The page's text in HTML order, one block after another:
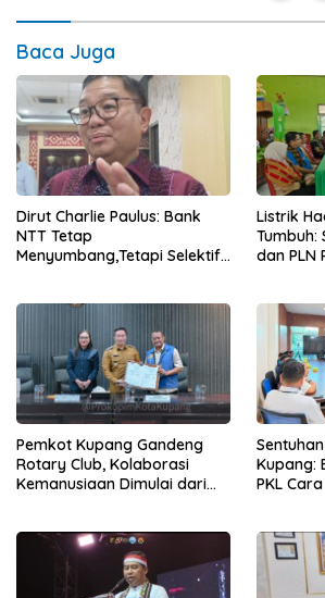
Baca Juga
Dirut Charlie Paulus: Bank
NTT Tetap
Menyumbang,Tetapi Selektif
Listrik
Tumbuh:
dan PLN
Pemkot Kupang Gandeng
Rotary Club, Kolaborasi
Kemanusiaan Dimulai dari
Kupang:
PKL